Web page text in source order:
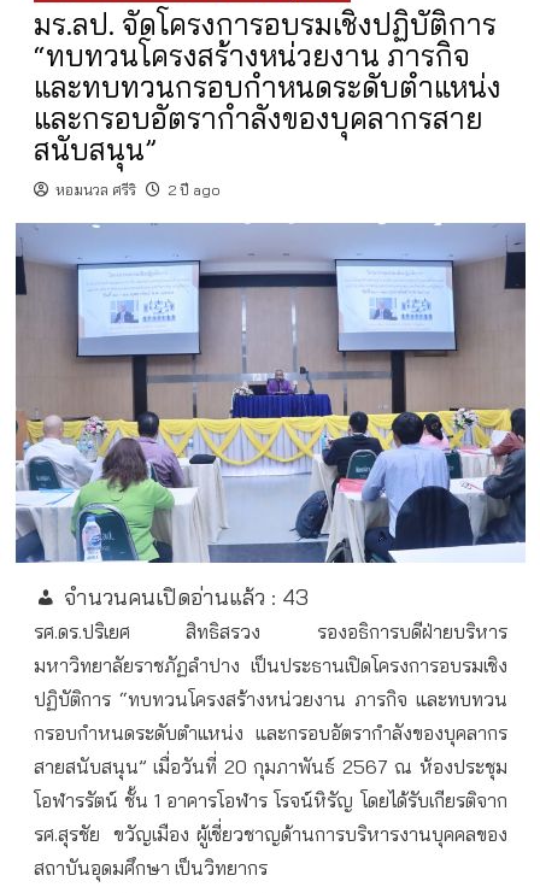
มร.ลป. จัดโครงการอบรมเชิงปฏิบัติการ
“ทบทวนโครงสร้างหน่วยงาน ภารกิจ
และทบทวนกรอบกำหนดระดับตำแหน่ง
และกรอบอัตรากำลังของบุคลากรสาย
สนับสนุน”
หอมนวล ศรีริ 2 ปี ago
จำนวนคนเปิดอ่านแล้ว : 43
รศ.ดร.ปริเยศ สิทธิสรวง รองอธิการบดีฝ่ายบริหาร
มหาวิทยาลัยราชภัฏลำปาง เป็นประธานเปิดโครงการอบรมเชิง
ปฏิบัติการ “ทบทวนโครงสร้างหน่วยงาน ภารกิจ และทบทวน
กรอบกำหนดระดับตำแหน่ง และกรอบอัตรากำลังของบุคลากร
สายสนับสนุน” เมื่อวันที่ 20 กุมภาพันธ์ 2567 ณ ห้องประชุม
โอฬารรัตน์ ชั้น 1 อาคารโอฬาร โรจน์หิรัญ โดยได้รับเกียรติจาก
รศ.สุรชัย ขวัญเมือง ผู้เชี่ยวชาญด้านการบริหารงานบุคคลของ
สถาบันอุดมศึกษา เป็นวิทยากร